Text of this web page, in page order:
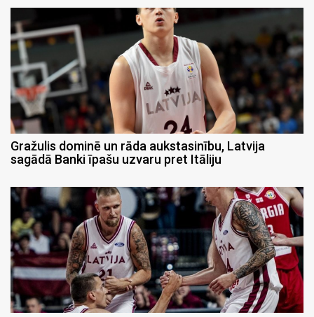
Gražulis dominē un rāda aukstasinību, Latvija
sagādā Banki īpašu uzvaru pret Itāliju